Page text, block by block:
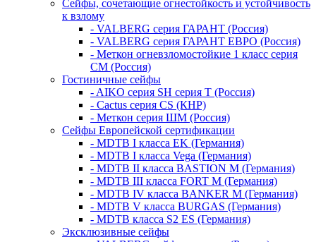
Сейфы, сочетающие огнестойкость и устойчивость
к взлому
- VALBERG серия ГАРАНТ (Россия)
- VALBERG серия ГАРАНТ ЕВРО (Россия)
- Меткон огневзломостойкие 1 класс серия
СМ (Россия)
Гостиничные сейфы
- AIKO серия SH серия Т (Россия)
- Cactus серия CS (КНР)
- Меткон серия ШМ (Россия)
Сейфы Европейской сертификации
- MDTB I класса EK (Германия)
- MDTB I класса Vega (Германия)
- MDTB II класса BASTION M (Германия)
- MDTB III класса FORT M (Германия)
- MDTB IV класса BANKER M (Германия)
- MDTB V класса BURGAS (Германия)
- MDTB класса S2 ES (Германия)
Эксклюзивные сейфы